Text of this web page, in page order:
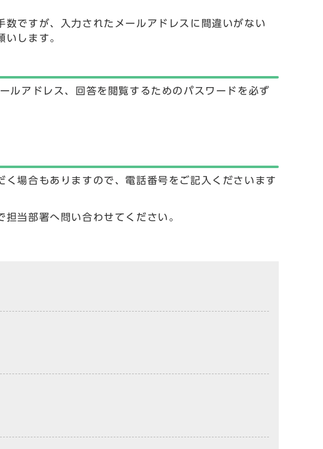
ですが、入力されたメールアドレスに間違いがない
します。
ルアドレス、回答を閲覧するためのパスワードを必ず
場合もありますので、電話番号をご記入くださいます
当部署へ問い合わせてください。